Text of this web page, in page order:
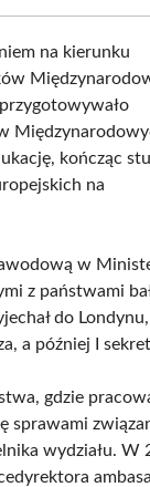
na kierunku
kończąc
na
w
z państwami
do
a później I
gdzie
sprawami
wydziału. W